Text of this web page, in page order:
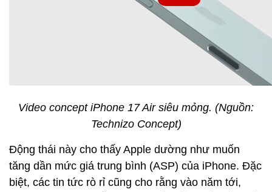
Video concept iPhone 17 Air siêu mỏng. (Nguồn:
Technizo Concept)
Động thái này cho thấy Apple dường như muốn
tăng dần mức giá trung bình (ASP) của iPhone. Đặc
biệt, các tin tức rò rỉ cũng cho rằng vào năm tới,